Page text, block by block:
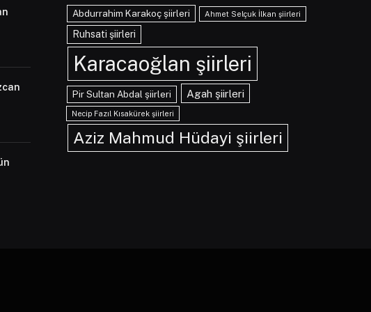
Abdurrahim Karakoç şiirleri Ahmet Selçuk İlkan şiirleri
Ruhsati şiirleri
Karacaoğlan şiirleri
Pir Sultan Abdal şiirleri Agah şiirleri
Necip Fazıl Kısakürek şiirleri
Aziz Mahmud Hüdayi şiirleri